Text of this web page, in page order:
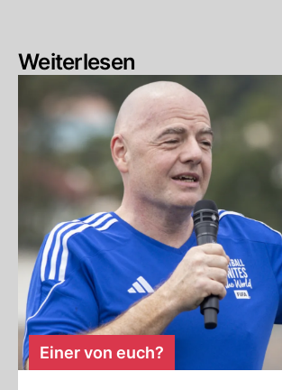
Weiterlesen
Einer von euch?